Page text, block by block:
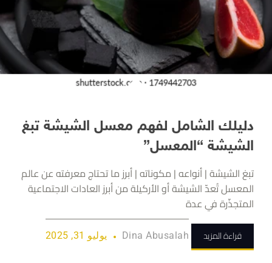
دليلك الشامل لفهم معسل الشيشة تبغ
الشيشة “المعسل”
تبغ الشيشة | أنواعه | مكوناته | أبرز ما تحتاج معرفته عن عالم
المعسل تُعدّ الشيشة أو الأركيلة من أبرز العادات الاجتماعية
المتجذّرة في عدة
قراءة المزيد Dina Abusalah يوليو 31, 2025